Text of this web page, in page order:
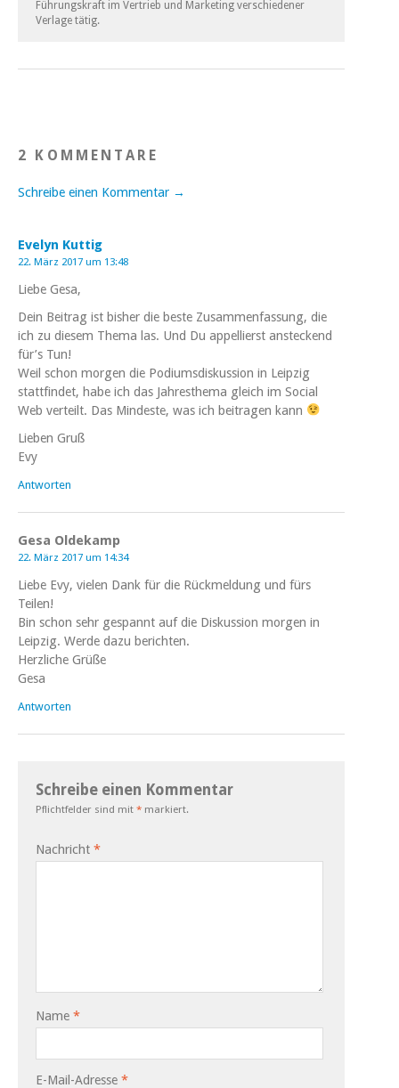
Führungskraft im Vertrieb und Marketing verschiedener
Verlage tätig.
2 KOMMENTARE
Schreibe einen Kommentar →
Evelyn Kuttig
22. März 2017 um 13:48
Liebe Gesa,
Dein Beitrag ist bisher die beste Zusammenfassung, die
ich zu diesem Thema las. Und Du appellierst ansteckend
für’s Tun!
Weil schon morgen die Podiumsdiskussion in Leipzig
stattfindet, habe ich das Jahresthema gleich im Social
Web verteilt. Das Mindeste, was ich beitragen kann
Lieben Gruß
Evy
Antworten
Gesa Oldekamp
22. März 2017 um 14:34
Liebe Evy, vielen Dank für die Rückmeldung und fürs
Teilen!
Bin schon sehr gespannt auf die Diskussion morgen in
Leipzig. Werde dazu berichten.
Herzliche Grüße
Gesa
Antworten
Schreibe einen Kommentar
Pflichtfelder sind mit * markiert.
Nachricht *
Name *
E-Mail-Adresse *